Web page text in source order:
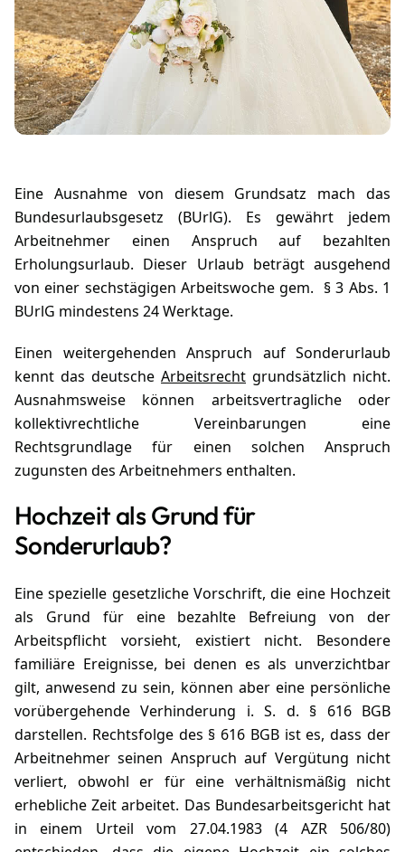
Eine Ausnahme von diesem Grundsatz mach das
Bundesurlaubsgesetz (BUrlG). Es gewährt jedem
Arbeitnehmer einen Anspruch auf bezahlten
Erholungsurlaub. Dieser Urlaub beträgt ausgehend
von einer sechstägigen Arbeitswoche gem. § 3 Abs. 1
BUrlG mindestens 24 Werktage.
Einen weitergehenden Anspruch auf Sonderurlaub
kennt das deutsche Arbeitsrecht grundsätzlich nicht.
Ausnahmsweise können arbeitsvertragliche oder
kollektivrechtliche Vereinbarungen eine
Rechtsgrundlage für einen solchen Anspruch
zugunsten des Arbeitnehmers enthalten.
Hochzeit als Grund für
Sonderurlaub?
Eine spezielle gesetzliche Vorschrift, die eine Hochzeit
als Grund für eine bezahlte Befreiung von der
Arbeitspflicht vorsieht, existiert nicht. Besondere
familiäre Ereignisse, bei denen es als unverzichtbar
gilt, anwesend zu sein, können aber eine persönliche
vorübergehende Verhinderung i. S. d. § 616 BGB
darstellen. Rechtsfolge des § 616 BGB ist es, dass der
Arbeitnehmer seinen Anspruch auf Vergütung nicht
verliert, obwohl er für eine verhältnismäßig nicht
erhebliche Zeit arbeitet. Das Bundesarbeitsgericht hat
in einem Urteil vom 27.04.1983 (4 AZR 506/80)